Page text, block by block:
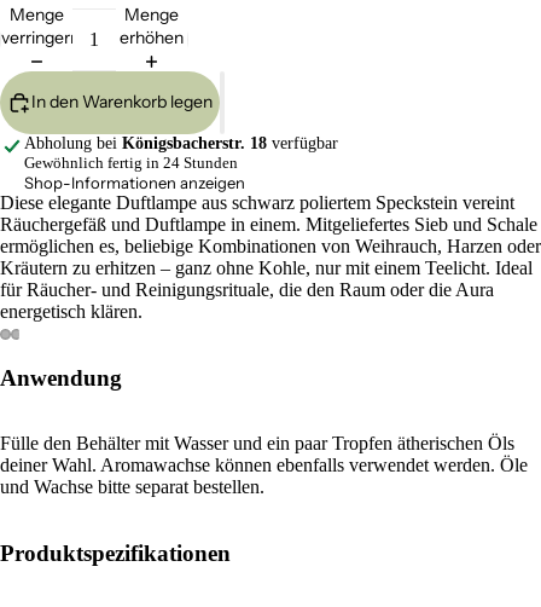
Menge
verringern
Menge
erhöhen
In den Warenkorb legen
Abholung bei Königsbacherstr. 18 verfügbar
Gewöhnlich fertig in 24 Stunden
Shop-Informationen anzeigen
Diese elegante Duftlampe aus schwarz poliertem Speckstein vereint
Räuchergefäß und Duftlampe in einem. Mitgeliefertes Sieb und Schale
ermöglichen es, beliebige Kombinationen von Weihrauch, Harzen oder
Kräutern zu erhitzen – ganz ohne Kohle, nur mit einem Teelicht. Ideal
für Räucher- und Reinigungsrituale, die den Raum oder die Aura
energetisch klären.
Anwendung
Fülle den Behälter mit Wasser und ein paar Tropfen ätherischen Öls
deiner Wahl. Aromawachse können ebenfalls verwendet werden. Öle
und Wachse bitte separat bestellen.
Produktspezifikationen